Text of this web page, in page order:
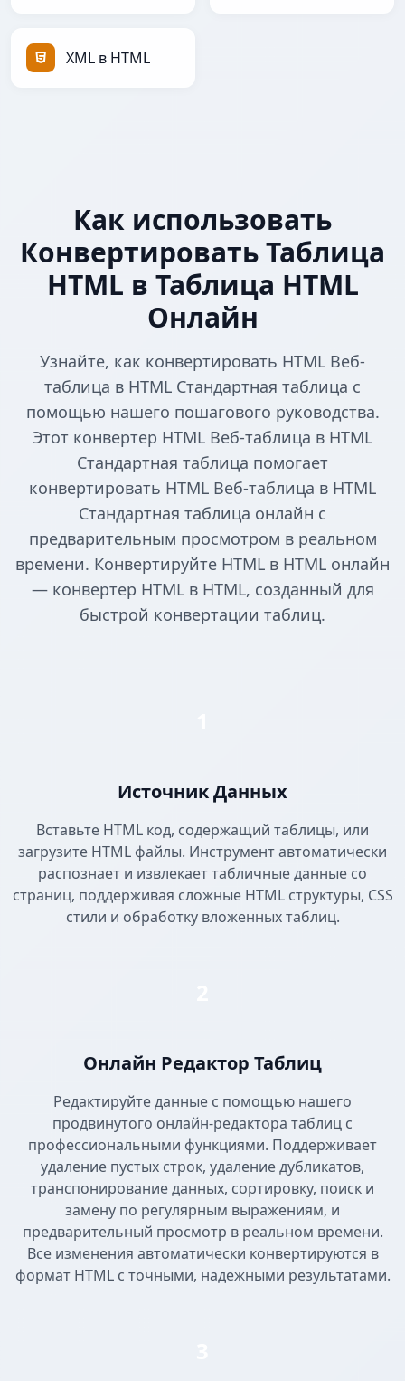
XML в HTML
Как использовать
Конвертировать Таблица
HTML в Таблица HTML
Онлайн
Узнайте, как конвертировать HTML Веб-
таблица в HTML Стандартная таблица с
помощью нашего пошагового руководства.
Этот конвертер HTML Веб-таблица в HTML
Стандартная таблица помогает
конвертировать HTML Веб-таблица в HTML
Стандартная таблица онлайн с
предварительным просмотром в реальном
времени. Конвертируйте HTML в HTML онлайн
— конвертер HTML в HTML, созданный для
быстрой конвертации таблиц.
Источник Данных
Вставьте HTML код, содержащий таблицы, или
загрузите HTML файлы. Инструмент автоматически
распознает и извлекает табличные данные со
страниц, поддерживая сложные HTML структуры, CSS
стили и обработку вложенных таблиц.
Онлайн Редактор Таблиц
Редактируйте данные с помощью нашего
продвинутого онлайн-редактора таблиц с
профессиональными функциями. Поддерживает
удаление пустых строк, удаление дубликатов,
транспонирование данных, сортировку, поиск и
замену по регулярным выражениям, и
предварительный просмотр в реальном времени.
Все изменения автоматически конвертируются в
формат HTML с точными, надежными результатами.